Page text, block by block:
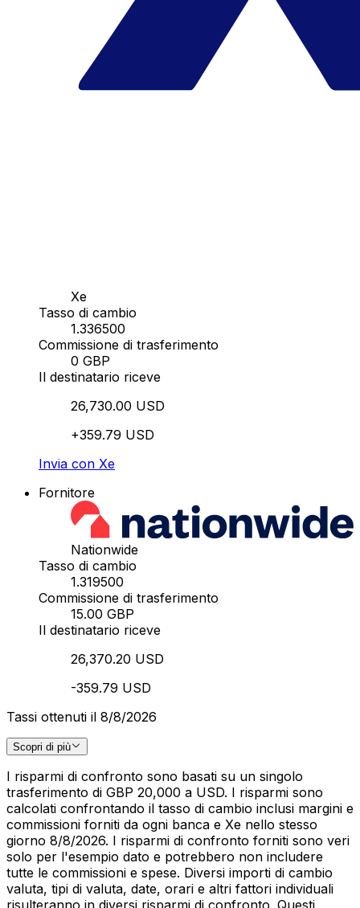
Xe
Tasso di cambio
1.336500
Commissione di trasferimento
0 GBP
Il destinatario riceve
26,730.00 USD
+359.79 USD
Invia con Xe
Fornitore
Nationwide
Tasso di cambio
1.319500
Commissione di trasferimento
15.00 GBP
Il destinatario riceve
26,370.20 USD
-359.79 USD
Tassi ottenuti il 8/8/2026
Scopri di più
I risparmi di confronto sono basati su un singolo
trasferimento di GBP 20,000 a USD. I risparmi sono
calcolati confrontando il tasso di cambio inclusi margini e
commissioni forniti da ogni banca e Xe nello stesso
giorno 8/8/2026. I risparmi di confronto forniti sono veri
solo per l'esempio dato e potrebbero non includere
tutte le commissioni e spese. Diversi importi di cambio
valuta, tipi di valuta, date, orari e altri fattori individuali